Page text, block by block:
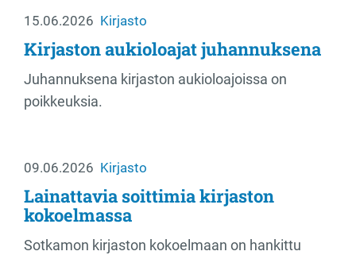
15.06.2026 Kirjasto
Kirjaston aukioloajat juhannuksena
Juhannuksena kirjaston aukioloajoissa on
poikkeuksia.
09.06.2026 Kirjasto
Lainattavia soittimia kirjaston
kokoelmassa
Sotkamon kirjaston kokoelmaan on hankittu